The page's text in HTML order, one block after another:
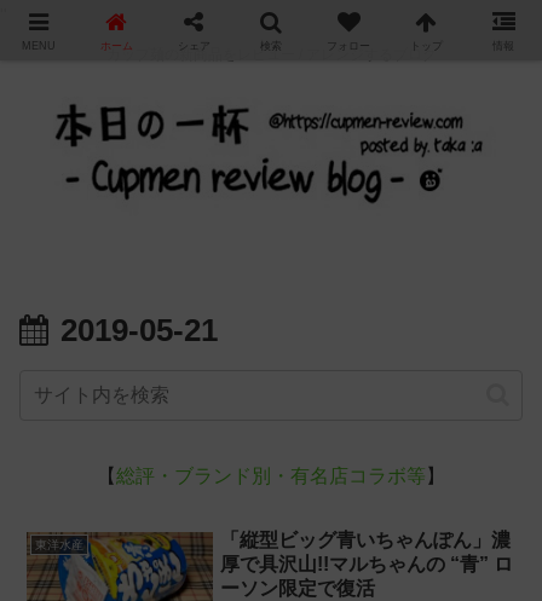
カップ麺の新商品をレビュー / アレンジするブログ
2019-05-21
【総評・ブランド別・有名店コラボ等 】
東洋水産
「縦型ビッグ青いちゃんぽん」濃
厚で具沢山!!マルちゃんの “青” ロ
ーソン限定で復活
MENU ホーム シェア 検索 フォロー トップ 情報